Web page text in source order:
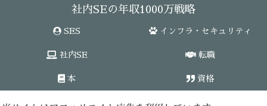
社内SEの年収1000万戦略
SES インフラ・セキュリティ
社内SE 転職
本 資格